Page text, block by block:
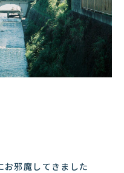
お邪魔してきました